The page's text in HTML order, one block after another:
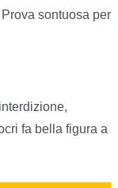
sontuosa per
fa bella figura a